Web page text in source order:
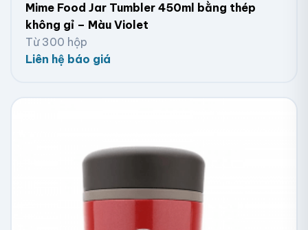
Mime Food Jar Tumbler 450ml bằng thép
không gỉ – Màu Violet
Từ 300 hộp
Liên hệ báo giá